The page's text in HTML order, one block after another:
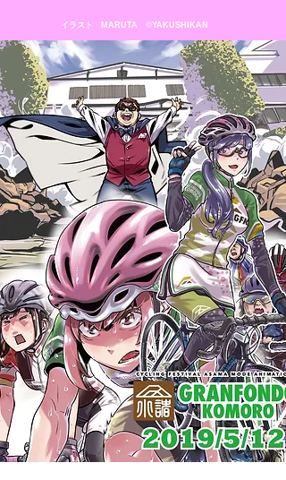
イラスト MARUTA ©YAKUSHIKAN